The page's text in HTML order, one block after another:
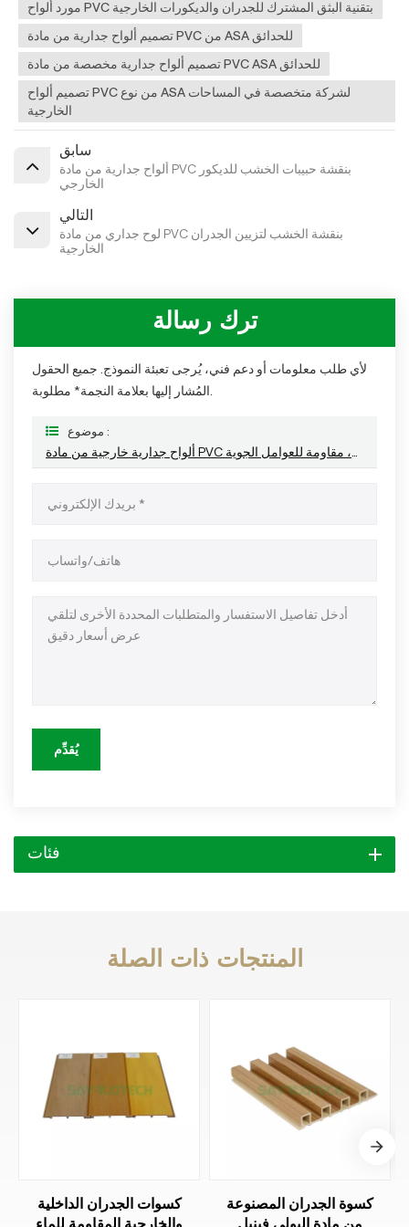
مورد ألواح PVC بتقنية البثق المشترك للجدران والديكورات الخارجية
تصميم ألواح جدارية من مادة PVC من ASA للحدائق
تصميم ألواح جدارية مخصصة من مادة PVC ASA للحدائق
تصميم ألواح PVC من نوع ASA لشركة متخصصة في المساحات
الخارجية
سابق
ألواح جدارية من مادة PVC بنقشة حبيبات الخشب للديكور
الخارجي
التالي
لوح جداري من مادة PVC بنقشة الخشب لتزيين الجدران
الخارجية
ترك رسالة
لأي طلب معلومات أو دعم فني، يُرجى تعبئة النموذج. جميع الحقول
المُشار إليها بعلامة النجمة* مطلوبة.
موضوع :
ألواح جدارية خارجية من مادة PVC بنقشة الخشب، مقاومة للعوامل الجوية
يُقدِّم
فئات
المنتجات ذات الصلة
كسوات الجدران الداخلية
كسوة الجدران المصنوعة